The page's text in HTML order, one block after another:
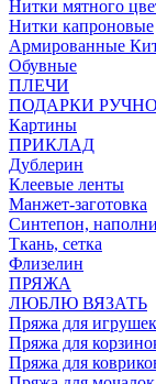
Нитки мятного
Нитки капроновые
Армированные
Обувные
ПЛЕЧИ
ПОДАРКИ
Картины
ПРИКЛАД
Дублерин
Клеевые ленты
Манжет-заготовка
Синтепон,
Ткань, сетка
Флизелин
ПРЯЖА
ЛЮБЛЮ ВЯЗАТЬ
Пряжа для игрушек
Пряжа для
Пряжа для